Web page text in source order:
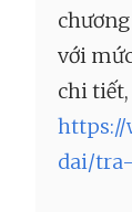
với
chi
https://
dai/